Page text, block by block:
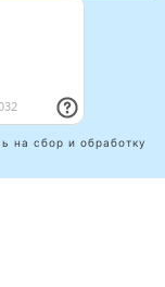
на сбор и обработку